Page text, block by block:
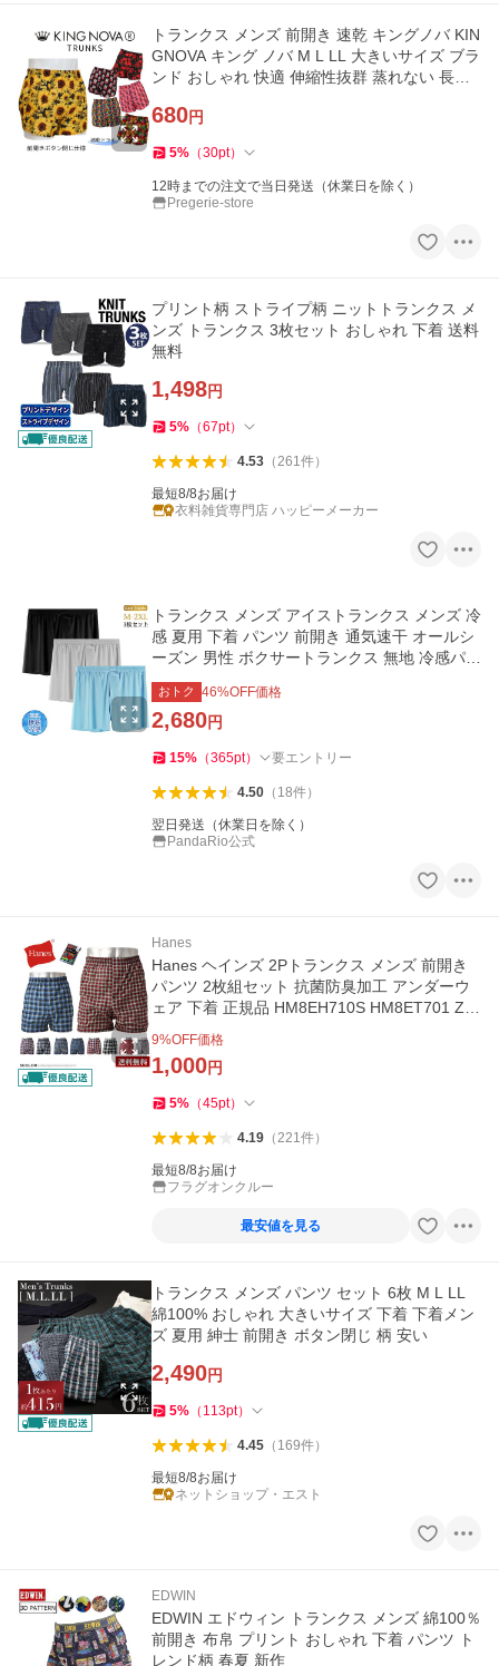
トランクス メンズ 前開き 速乾 キングノバ KIN
GNOVA キング ノバ M L LL 大きいサイズ ブラ
ンド おしゃれ 快適 伸縮性抜群 蒸れない 長持
680円
5% （30pt）
12時までの注文で当日発送（休業日を除く）
Pregerie-store
プリント柄 ストライプ柄 ニットトランクス メ
ンズ トランクス 3枚セット おしゃれ 下着 送料
無料
1,498円
5% （67pt）
4.53（261件）
最短8/8お届け
衣料雑貨専門店 ハッピーメーカー
トランクス メンズ アイストランクス メンズ 冷
感 夏用 下着 パンツ 前開き 通気速干 オールシ
ーズン 男性 ボクサートランクス 無地 冷感パン
ツ下着 LHT
おトク 46%OFF価格
2,680円
15% （365pt） 要エントリー
4.50（ 18件）
翌日発送（休業日を除く）
PandaRio公式
Hanes
Hanes ヘインズ 2Pトランクス メンズ 前開き
パンツ 2枚組セット 抗菌防臭加工 アンダーウ
ェア 下着 正規品 HM8EH710S HM8ET701 Z5
9%OFF価格
1,000円
5% （45pt）
4.19（221件）
最短8/8お届け
フラグオンクルー
最安値を見る
トランクス メンズ パンツ セット 6枚 M L LL
綿100% おしゃれ 大きいサイズ 下着 下着メン
ズ 夏用 紳士 前開き ボタン閉じ 柄 安い
2,490円
5% （ 113pt）
4.45（ 169件）
最短8/8お届け
ネットショップ・エスト
EDWIN
EDWIN エドウィン トランクス メンズ 綿100％
前開き 布帛 プリント おしゃれ 下着 パンツ ト
レンド柄 春夏 新作